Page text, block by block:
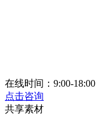
在线时间：9:00-18:00
点击咨询
共享素材